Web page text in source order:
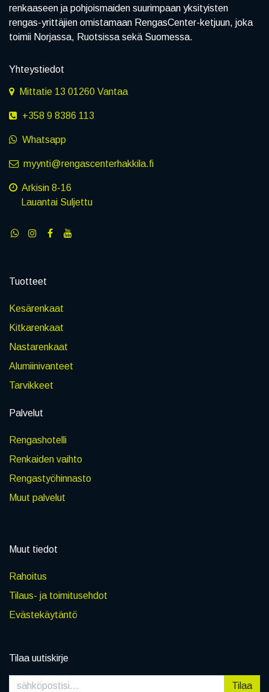
renkaaseen ja pohjoismaiden suurimpaan yksityisten
rengas-yrittäjien omistamaan RengasCenter-ketjuun, joka
toimii Norjassa, Ruotsissa sekä Suomessa.
Yhteystiedot
Mittatie 13 01260 Vantaa
+358 9 8386 113
Whatsapp
myynti@rengascenterhakkila.fi
Arkisin 8-16
Lauantai Suljettu
Tuotteet
Kesärenkaat
Kitkarenkaat
Nastarenkaat
Alumiinivanteet
Tarvikkeet
Palvelut
Rengashotelli
Renkaiden vaihto
Rengastyöhinnasto
Muut palvelut
Muut tiedot
Rahoitus
Tilaus- ja toimitusehdot
Evästekäytäntö
Tilaa uutiskirje
Tilaa